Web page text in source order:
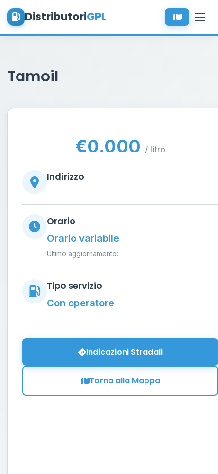
DistributoriGPL
Tamoil
€0.000 / litro
Indirizzo
Orario
Orario variabile
Ultimo aggiornamento:
Tipo servizio
Con operatore
Indicazioni Stradali
Torna alla Mappa